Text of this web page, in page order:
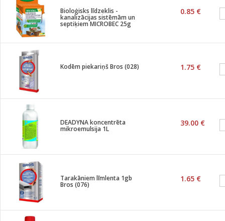
Bioloģisks līdzeklis -
kanalizācijas sistēmām un
septiķiem MICROBEC 25g
0.85 €
Kodēm piekariņš Bros (028) 1.75 €
DEADYNA koncentrēta
mikroemulsija 1L
39.00 €
Tarakāniem līmlenta 1gb
Bros (076)
1.65 €